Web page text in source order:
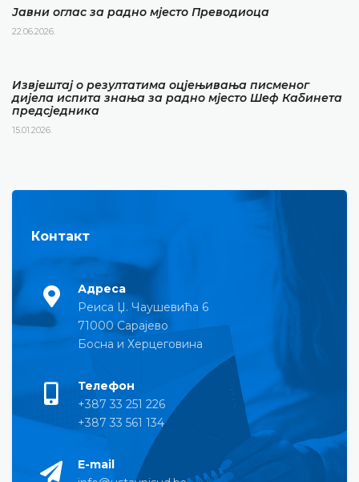
Јавни оглас за радно мјесто Преводиоца
22.06.2026.
Извјештај о резултатима оцјењивања писменог
дијела испита знања за радно мјесто Шеф Кабинета
предсједника
15.01.2026.
Контакт
Адреса
Реиса Џ. Чаушевића 6
71000 Сарајево
Босна и Херцеговина
Телефон
+387 33 251 226
+387 33 561 134
E-mail